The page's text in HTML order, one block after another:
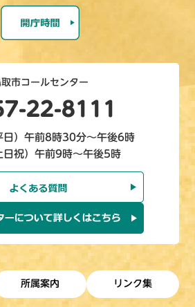
取市コールセンター
22-8111
日）午前8時30分～午後6時
日祝）午前9時～午後5時
所属案内 リンク集